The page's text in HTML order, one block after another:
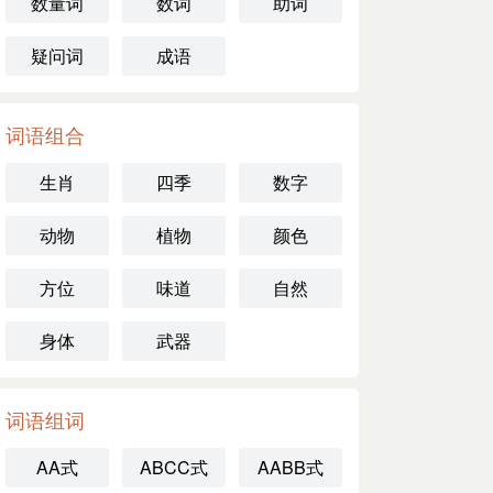
疑问词 成语
词语组合
生肖 四季 数字
动物 植物 颜色
方位 味道 自然
身体 武器
词语组词
AA式 ABCC式 AABB式